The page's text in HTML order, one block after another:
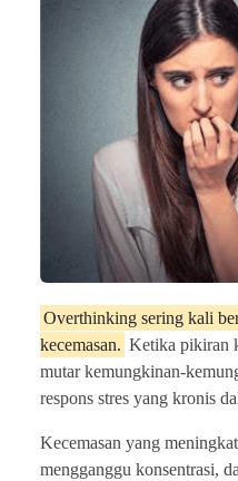
Overthinking sering kali
kecemasan. Ketika pikiran
mutar kemungkinan-
respons stres yang kronis
Kecemasan yang
mengganggu konsentrasi,